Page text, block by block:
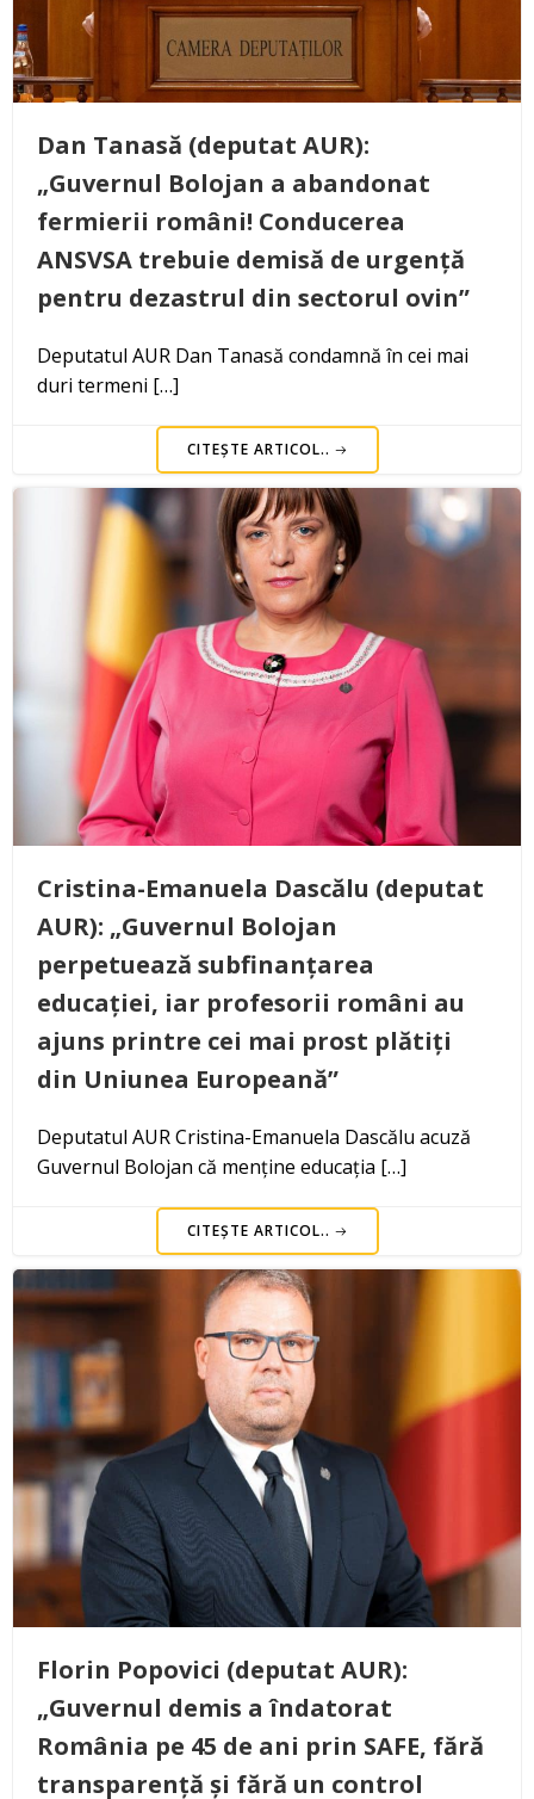
Dan Tanasă (deputat AUR):
„Guvernul Bolojan a abandonat
fermierii români! Conducerea
ANSVSA trebuie demisă de urgență
pentru dezastrul din sectorul ovin”
Deputatul AUR Dan Tanasă condamnă în cei mai
duri termeni […]
CITEȘTE ARTICOL..
Cristina-Emanuela Dascălu (deputat
AUR): „Guvernul Bolojan
perpetuează subfinanțarea
educației, iar profesorii români au
ajuns printre cei mai prost plătiți
din Uniunea Europeană”
Deputatul AUR Cristina-Emanuela Dascălu acuză
Guvernul Bolojan că menține educația […]
CITEȘTE ARTICOL..
Florin Popovici (deputat AUR):
„Guvernul demis a îndatorat
România pe 45 de ani prin SAFE, fără
transparență și fără un control